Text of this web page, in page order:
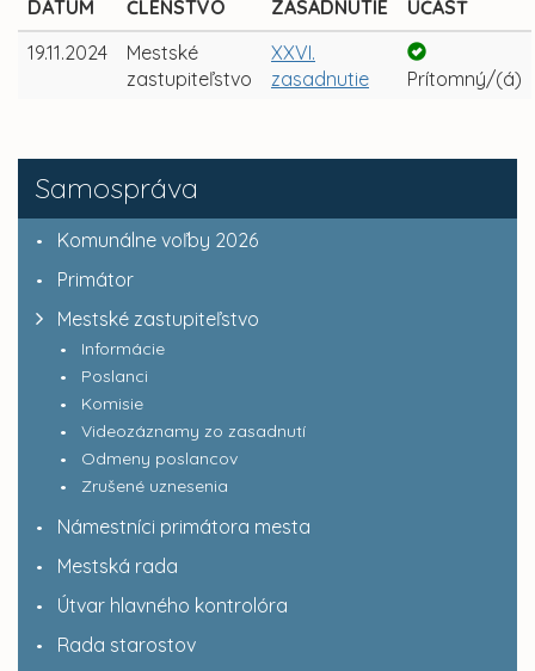
Samospráva
Komunálne voľby 2026
Primátor
Mestské zastupiteľstvo
Informácie
Poslanci
Komisie
Videozáznamy zo zasadnutí
Odmeny poslancov
Zrušené uznesenia
Námestníci primátora mesta
Mestská rada
Útvar hlavného kontrolóra
Rada starostov
DÁTUM ČLENSTVO ZASADNUTIE
ÚČASŤ
19.11.2024
Mestské
zastupiteľstvo
XXVI.
zasadnutie
Prítomný/(á)